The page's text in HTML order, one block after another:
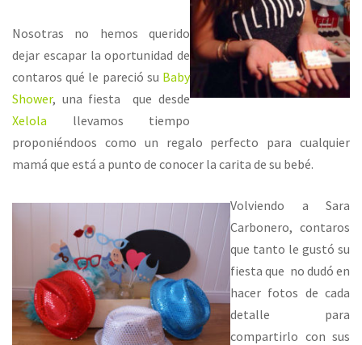
Nosotras no hemos querido
dejar escapar la oportunidad de
contaros qué le pareció su Baby
Shower, una fiesta que desde
Xelola llevamos tiempo
proponiéndoos como un regalo perfecto para cualquier
mamá que está a punto de conocer la carita de su bebé.
Volviendo a Sara
Carbonero, contaros
que tanto le gustó su
fiesta que no dudó en
hacer fotos de cada
detalle para
compartirlo con sus